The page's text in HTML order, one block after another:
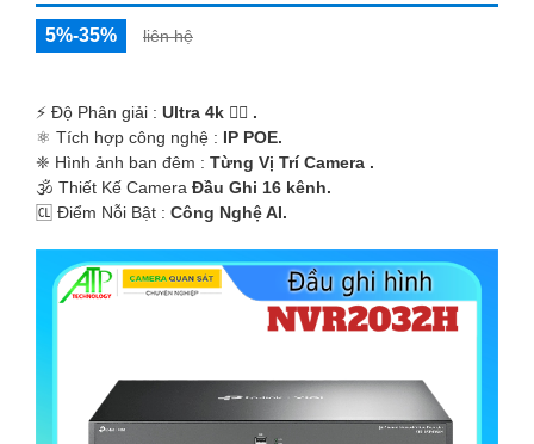
5%-35% liên hệ
️⚡ Độ Phân giải : Ultra 4k 👍🏾 .
⚛️ Tích hợp công nghệ : IP POE.
❈ Hình ảnh ban đêm : Từng Vị Trí Camera .
🕉️ Thiết Kế Camera Đầu Ghi 16 kênh.
️🆑 Điểm Nỗi Bật : Công Nghệ AI.